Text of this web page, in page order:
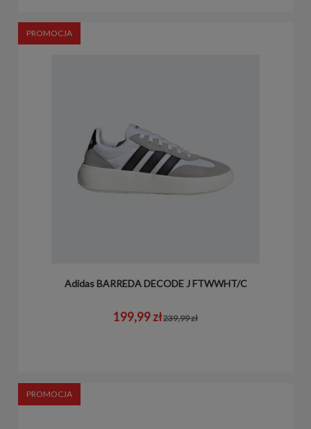
Adidas BARREDA DECODE J FTWWHT/C
199,99 zł239,99 zł
PROMOCJA
PROMOCJA